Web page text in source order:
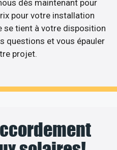
dès maintenant pour
pour votre installation
se tient à votre disposition
questions et vous épauler
projet.